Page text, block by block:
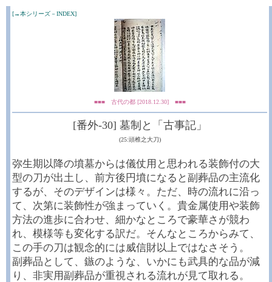
[→本シリーズ－INDEX]
■■■ 古代の都 [2018.12.30] ■■■
[番外-30] 墓制と「古事記」
(25:頭椎之大刀)
弥生期以降の墳墓からは儀仗用と思われる装飾付の大
型の刀が出土し、前方後円墳になると副葬品の主流化
するが、そのデザインは様々。ただ、時の流れに沿っ
て、次第に装飾性が強まっていく。貴金属使用や装飾
方法の進歩に合わせ、細かなところで豪華さが競わ
れ、模様等も変化する訳だ。そんなところからみて、
この手の刀は観念的には威信財以上ではなさそう。
副葬品として、鏃のような、いかにも武具的な品が減
り、非実用副葬品が重視される流れが見て取れる。